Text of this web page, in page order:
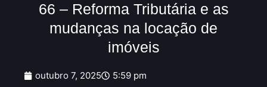
66 – Reforma Tributária e as
mudanças na locação de
imóveis
outubro 7, 2025 5:59 pm